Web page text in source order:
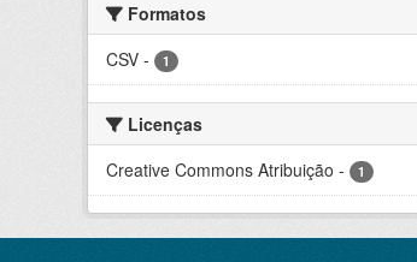
Formatos
CSV - 1
Licenças
Creative Commons Atribuição - 1